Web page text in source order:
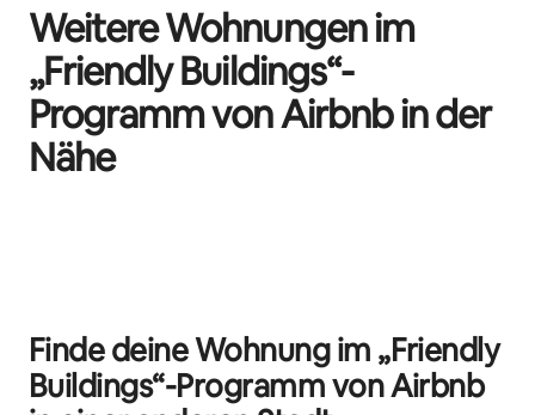
Weitere Wohnungen im
„Friendly Buildings“-
Programm von Airbnb in der
Nähe
Finde deine Wohnung im „Friendly
Buildings“-Programm von Airbnb